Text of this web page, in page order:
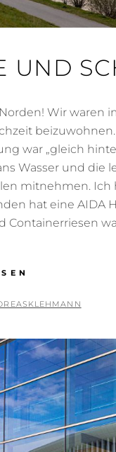
UND
Wir waren
war „gleich
Wasser und die
mitnehmen. Ich
hat eine AIDA
Containerriesen
SCHIFFE